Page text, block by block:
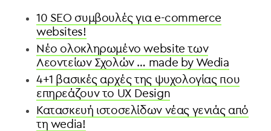
10 SEO συμβουλές για e-commerce
websites!
Νέο ολοκληρωμένο website των
Λεοντείων Σχολών … made by Wedia
4+1 βασικές αρχές της ψυχολογίας που
επηρεάζουν το UX Design
Κατασκευή ιστοσελίδων νέας γενιάς από
τη wedia!